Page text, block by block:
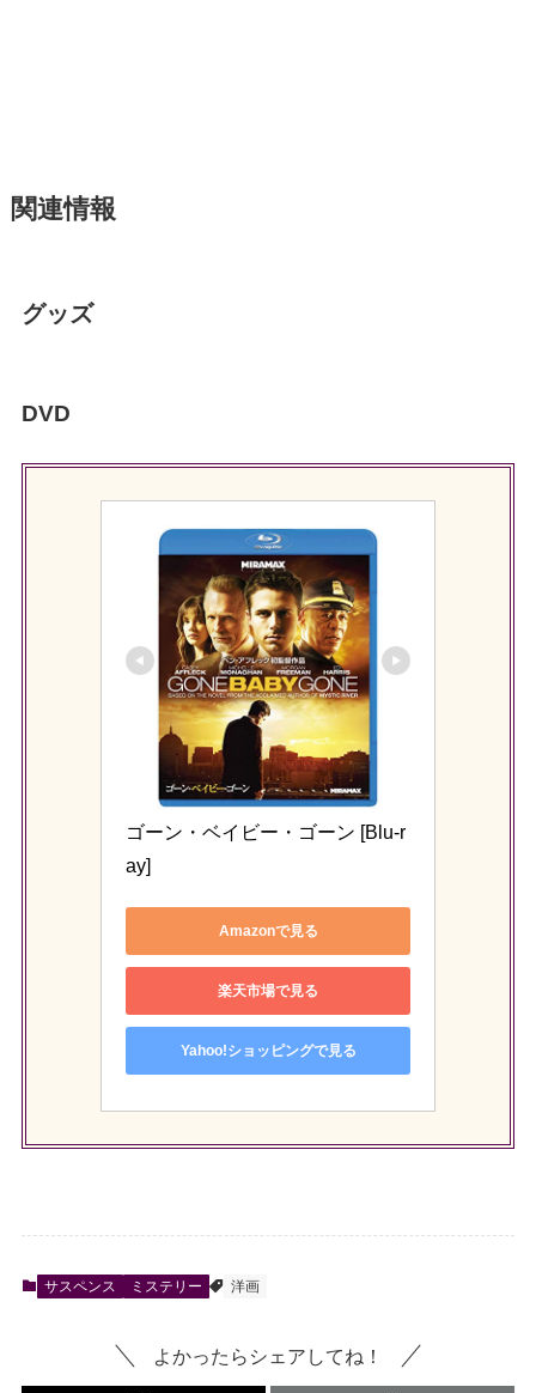
関連情報
グッズ
DVD
ゴーン・ベイビー・ゴーン [Blu-r
ay]
Amazonで見る
楽天市場で見る
Yahoo!ショッピングで見る
サスペンス ミステリー 洋画
よかったらシェアしてね！